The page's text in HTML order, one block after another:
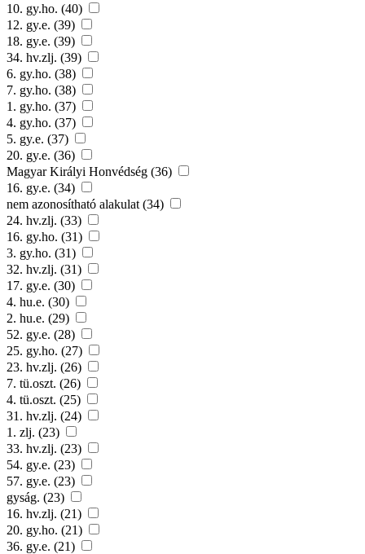
10. gy.ho. (40)
12. gy.e. (39)
18. gy.e. (39)
34. hv.zlj. (39)
6. gy.ho. (38)
7. gy.ho. (38)
1. gy.ho. (37)
4. gy.ho. (37)
5. gy.e. (37)
20. gy.e. (36)
Magyar Királyi Honvédség (36)
16. gy.e. (34)
nem azonosítható alakulat (34)
24. hv.zlj. (33)
16. gy.ho. (31)
3. gy.ho. (31)
32. hv.zlj. (31)
17. gy.e. (30)
4. hu.e. (30)
2. hu.e. (29)
52. gy.e. (28)
25. gy.ho. (27)
23. hv.zlj. (26)
7. tü.oszt. (26)
4. tü.oszt. (25)
31. hv.zlj. (24)
1. zlj. (23)
33. hv.zlj. (23)
54. gy.e. (23)
57. gy.e. (23)
gyság. (23)
16. hv.zlj. (21)
20. gy.ho. (21)
36. gy.e. (21)